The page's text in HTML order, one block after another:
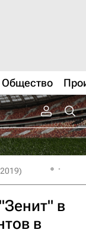
Общество
в
в